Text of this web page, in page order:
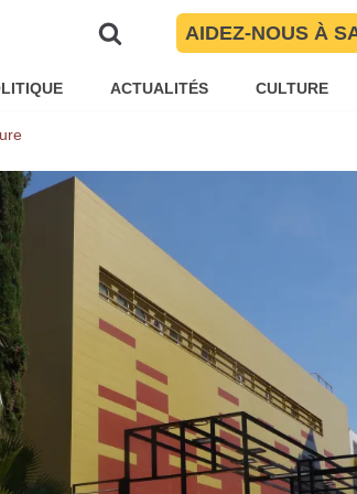
AIDEZ-NOUS À
ACTUALITÉS CULTURE
Perpignan bientôt